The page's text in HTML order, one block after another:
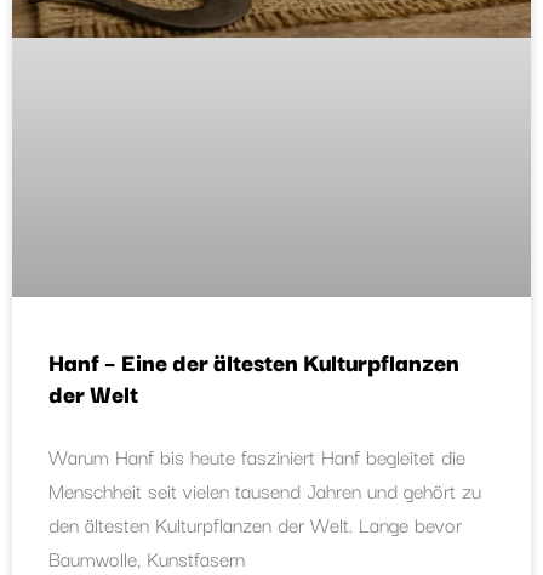
Hanf – Eine der ältesten Kulturpflanzen
der Welt
Warum Hanf bis heute fasziniert Hanf begleitet die
Menschheit seit vielen tausend Jahren und gehört zu
den ältesten Kulturpflanzen der Welt. Lange bevor
Baumwolle, Kunstfasern